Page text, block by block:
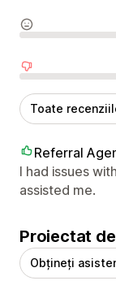
Toate
Referral
I had issues
assisted me.
Proiectat
Obțineți